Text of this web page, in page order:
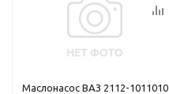
Маслонасос ВАЗ 2112-1011010